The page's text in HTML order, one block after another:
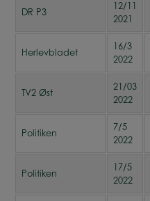
DR P3
12/11
2021
Herlevbladet
16/3
2022
TV2 Øst
21/03
2022
Politiken
7/5
2022
Politiken
17/5
2022